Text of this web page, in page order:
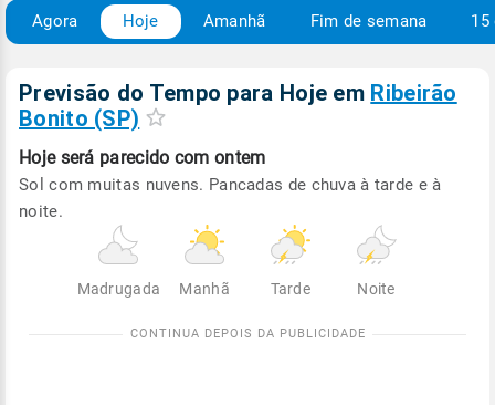
Agora Hoje Amanhã Fim de semana 15
Previsão do Tempo para Hoje em Ribeirão
Bonito (SP)
Hoje será parecido com ontem
Sol com muitas nuvens. Pancadas de chuva à tarde e à
noite.
Madrugada Manhã Tarde Noite